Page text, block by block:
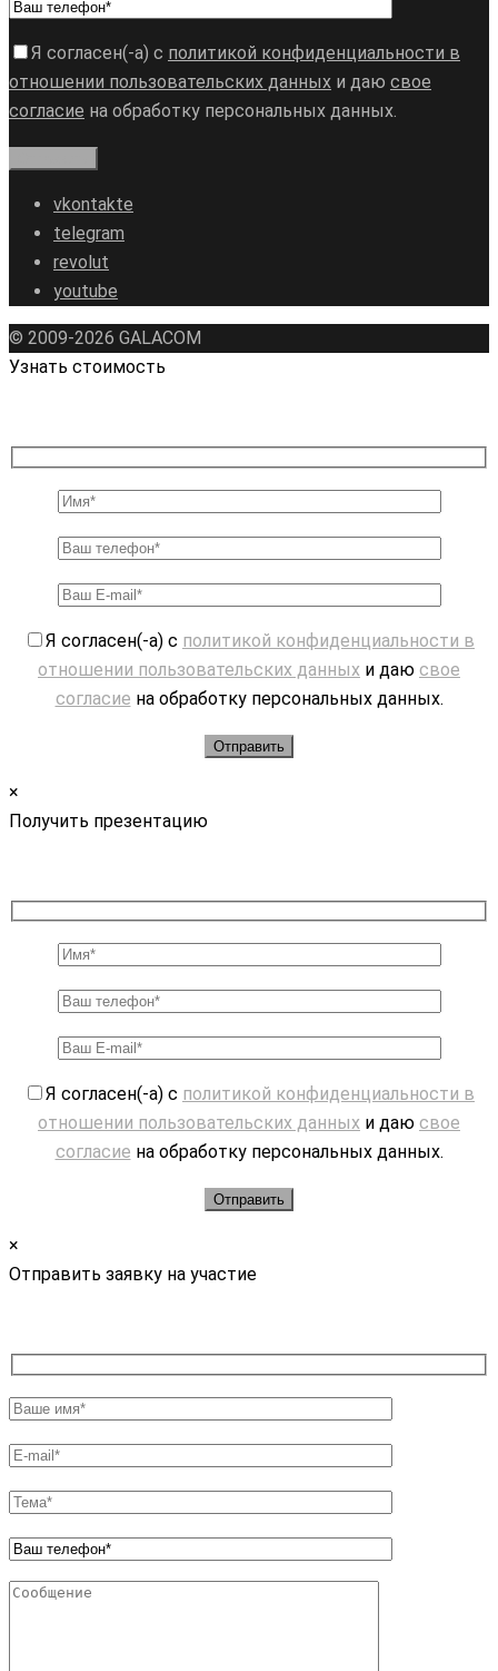
Я согласен(-а) с политикой конфиденциальности в
отношении пользовательских данных и даю свое
согласие на обработку персональных данных.
vkontakte
telegram
revolut
youtube
© 2009-2026 GALAСOM
Узнать стоимость
Я согласен(-а) с политикой конфиденциальности в
отношении пользовательских данных и даю свое
согласие на обработку персональных данных.
×
Получить презентацию
Я согласен(-а) с политикой конфиденциальности в
отношении пользовательских данных и даю свое
согласие на обработку персональных данных.
×
Отправить заявку на участие